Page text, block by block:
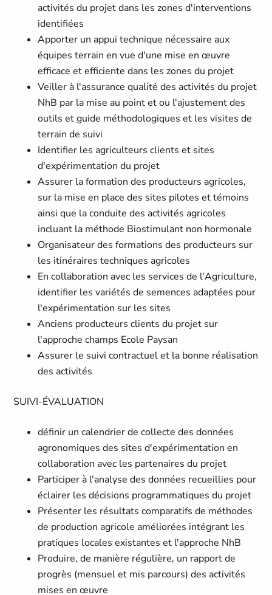
activités du projet dans les zones d'interventions
identifiées
Apporter un appui technique nécessaire aux
équipes terrain en vue d'une mise en œuvre
efficace et efficiente dans les zones du projet
Veiller à l'assurance qualité des activités du projet
NhB par la mise au point et ou l'ajustement des
outils et guide méthodologiques et les visites de
terrain de suivi
Identifier les agriculteurs clients et sites
d'expérimentation du projet
Assurer la formation des producteurs agricoles,
sur la mise en place des sites pilotes et témoins
ainsi que la conduite des activités agricoles
incluant la méthode Biostimulant non hormonale
Organisateur des formations des producteurs sur
les itinéraires techniques agricoles
En collaboration avec les services de l'Agriculture,
identifier les variétés de semences adaptées pour
l'expérimentation sur les sites
Anciens producteurs clients du projet sur
l'approche champs Ecole Paysan
Assurer le suivi contractuel et la bonne réalisation
des activités
SUIVI-ÉVALUATION
définir un calendrier de collecte des données
agronomiques des sites d'expérimentation en
collaboration avec les partenaires du projet
Participer à l'analyse des données recueillies pour
éclairer les décisions programmatiques du projet
Présenter les résultats comparatifs de méthodes
de production agricole améliorées intégrant les
pratiques locales existantes et l'approche NhB
Produire, de manière régulière, un rapport de
progrès (mensuel et mis parcours) des activités
mises en œuvre